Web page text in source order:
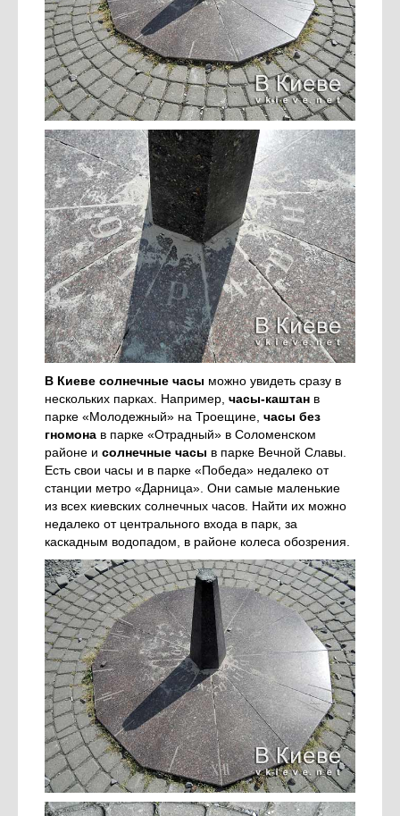
В Киеве солнечные часы можно увидеть сразу в
нескольких парках. Например, часы-каштан в
парке «Молодежный» на Троещине, часы без
гномона в парке «Отрадный» в Соломенском
районе и солнечные часы в парке Вечной Славы.
Есть свои часы и в парке «Победа» недалеко от
станции метро «Дарница». Они самые маленькие
из всех киевских солнечных часов. Найти их можно
недалеко от центрального входа в парк, за
каскадным водопадом, в районе колеса обозрения.